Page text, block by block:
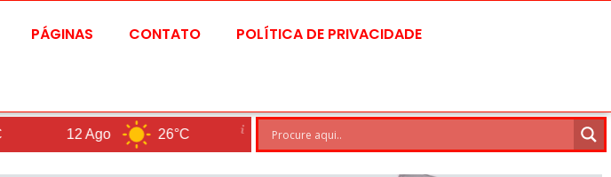
PÁGINAS CONTATO POLÍTICA DE PRIVACIDADE
12 Ago 26°C Brasilia 7 Ago